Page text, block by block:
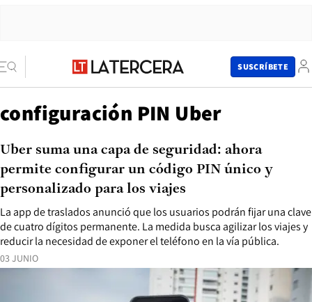
SUSCRÍBETE
configuración PIN Uber
03 JUNIO
La app de traslados anunció que los usuarios podrán fijar una clave
de cuatro dígitos permanente. La medida busca agilizar los viajes y
reducir la necesidad de exponer el teléfono en la vía pública.
Uber suma una capa de seguridad: ahora
permite configurar un código PIN único y
personalizado para los viajes